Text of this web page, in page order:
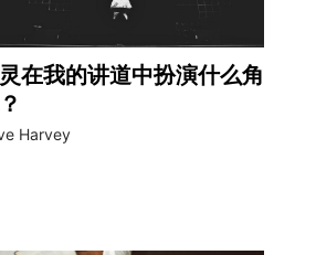
在我的讲道中扮演什么角
Harvey